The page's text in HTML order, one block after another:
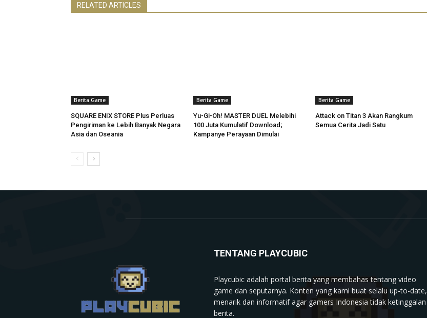
RELATED ARTICLES
Berita Game
SQUARE ENIX STORE Plus Perluas
Pengiriman ke Lebih Banyak Negara
Asia dan Oseania
Berita Game
Yu-Gi-Oh! MASTER DUEL Melebihi
100 Juta Kumulatif Download;
Kampanye Perayaan Dimulai
Berita Game
Attack on Titan 3 Akan Rangkum
Semua Cerita Jadi Satu
TENTANG PLAYCUBIC
Playcubic adalah portal berita yang membahas tentang video
game dan seputarnya. Konten yang kami buat selalu up-to-date,
menarik dan informatif agar gamers Indonesia tidak ketinggalan
berita.